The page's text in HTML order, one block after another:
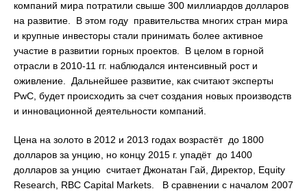
компаний мира потратили свыше 300 миллиардов долларов
на развитие. В этом году правительства многих стран мира
и крупные инвесторы стали принимать более активное
участие в развитии горных проектов. В целом в горной
отрасли в 2010-11 гг. наблюдался интенсивный рост и
оживление. Дальнейшее развитие, как считают эксперты
PwC, будет происходить за счет создания новых производств
и инновационной деятельности компаний.
Цена на золото в 2012 и 2013 годах возрастёт до 1800
долларов за унцию, но концу 2015 г. упадёт до 1400
долларов за унцию считает Джонатан Гай, Директор, Equity
Research, RBC Capital Markets. В сравнении с началом 2007